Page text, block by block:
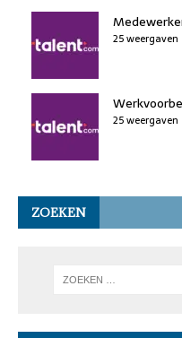
25 weergaven
25 weergaven
ZOEKEN